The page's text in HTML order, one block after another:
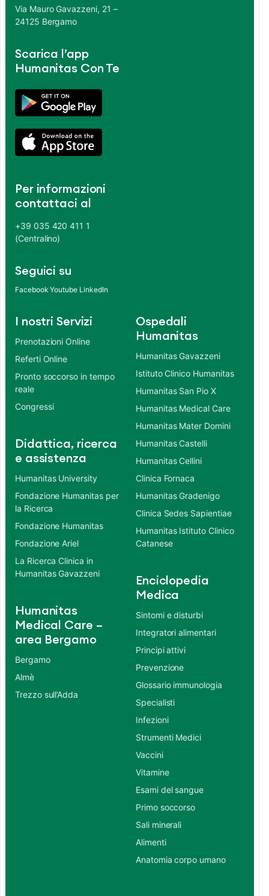
Via Mauro Gavazzeni, 21 –
24125 Bergamo
Scarica l’app
Humanitas Con Te
Per informazioni
contattaci al
+39 035 420 411 1
(Centralino)
Seguici su
Facebook Youtube LinkedIn
I nostri Servizi
Prenotazioni Online
Referti Online
Pronto soccorso in tempo
reale
Congressi
Didattica, ricerca
e assistenza
Humanitas University
Fondazione Humanitas per
la Ricerca
Fondazione Humanitas
Fondazione Ariel
La Ricerca Clinica in
Humanitas Gavazzeni
Humanitas
Medical Care –
area Bergamo
Bergamo
Almè
Trezzo sull’Adda
Ospedali
Humanitas
Humanitas Gavazzeni
Istituto Clinico Humanitas
Humanitas San Pio X
Humanitas Medical Care
Humanitas Mater Domini
Humanitas Castelli
Humanitas Cellini
Clinica Fornaca
Humanitas Gradenigo
Clinica Sedes Sapientiae
Humanitas Istituto Clinico
Catanese
Enciclopedia
Medica
Sintomi e disturbi
Integratori alimentari
Principi attivi
Prevenzione
Glossario immunologia
Specialisti
Infezioni
Strumenti Medici
Vaccini
Vitamine
Esami del sangue
Primo soccorso
Sali minerali
Alimenti
Anatomia corpo umano